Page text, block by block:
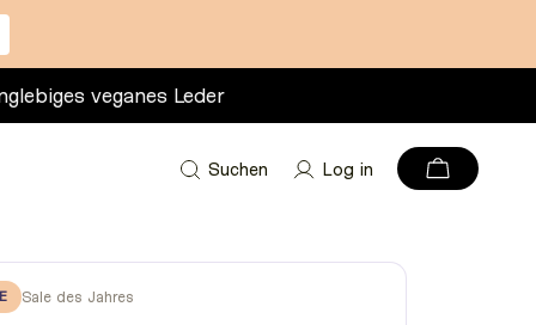
veganes Leder
Suchen Log in
Sale des Jahres